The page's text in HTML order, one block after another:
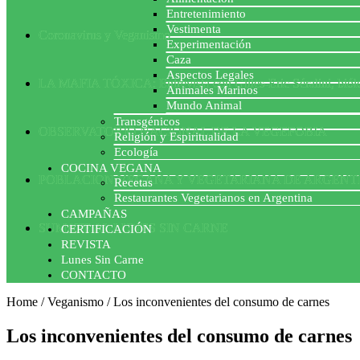
Coronavirus y Veganismo
LA MAFIA TÓXICA: Entrevista con Gilles-Eric Séralini,
OBSERVATORIO NACIONAL DE LA VEGEFOBIA
POBLACION VEGANA Y VEGETARIANA DE
SUMATE AL LUNES SIN CARNE
Entretenimiento
Vestimenta
Experimentación
Caza
Aspectos Legales
Animales Marinos
Mundo Animal
Transgénicos
Religión y Espiritualidad
Ecología
COCINA VEGANA
Recetas
Restaurantes Vegetarianos en Argentina
CAMPAÑAS
CERTIFICACIÓN
REVISTA
Lunes Sin Carne
CONTACTO
Home /Veganismo /Los inconvenientes del consumo de carnes
Los inconvenientes del consumo de carnes